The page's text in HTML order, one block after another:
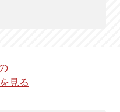
見る